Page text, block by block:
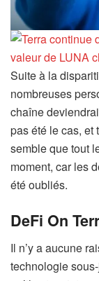
Suite à la
nombreuses
chaîne
pas été le cas, et
semble que tout
moment, car les
été oubliés.
DeFi On
Il n’y a aucune
technologie